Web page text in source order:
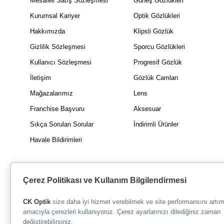
Kurumsal Kariyer
Hakkımızda
Gizlilik Sözleşmesi
Kullanıcı Sözleşmesi
İletişim
Mağazalarımız
Franchise Başvuru
Sıkça Sorulan Sorular
Havale Bildirimleri
Optik Gözlükleri
Klipsli Gözlük
Sporcu Gözlükleri
Progresif Gözlük
Gözlük Camları
Lens
Aksesuar
İndirimli Ürünler
Çerez Politikası ve Kullanım Bilgilendirmesi
CK Optik size daha iyi hizmet verebilmek ve site performansını
amacıyla çerezleri kullanıyoruz. Çerez ayarlarınızı dilediğiniz zaman
değiştirebilirsiniz.